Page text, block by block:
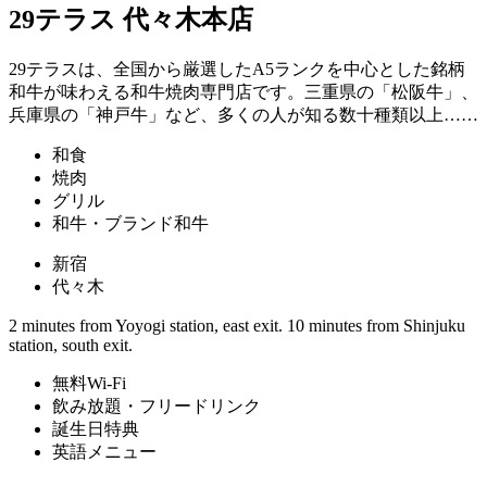
29テラス 代々木本店
29テラスは、全国から厳選したA5ランクを中心とした銘柄
和牛が味わえる和牛焼肉専門店です。三重県の「松阪牛」、
兵庫県の「神戸牛」など、多くの人が知る数十種類以上……
和食
焼肉
グリル
和牛・ブランド和牛
新宿
代々木
2 minutes from Yoyogi station, east exit. 10 minutes from Shinjuku
station, south exit.
無料Wi-Fi
飲み放題・フリードリンク
誕生日特典
英語メニュー